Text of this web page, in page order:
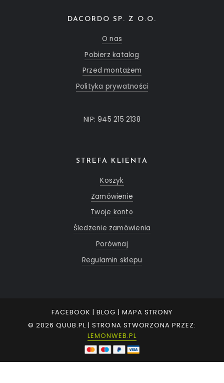
DACORDO SP. Z O.O.
O nas
Pobierz katalog
Przed montażem
Polityka prywatności
NIP: 945 215 2138
STREFA KLIENTA
Koszyk
Zamówienie
Twoje konto
Śledzenie zamówienia
Porównaj
Regulamin sklepu
FACEBOOK |BLOG | MAPA STRONY
© 2026 QUUB.PL | STRONA STWORZONA PRZEZ:
LEMONWEB.PL